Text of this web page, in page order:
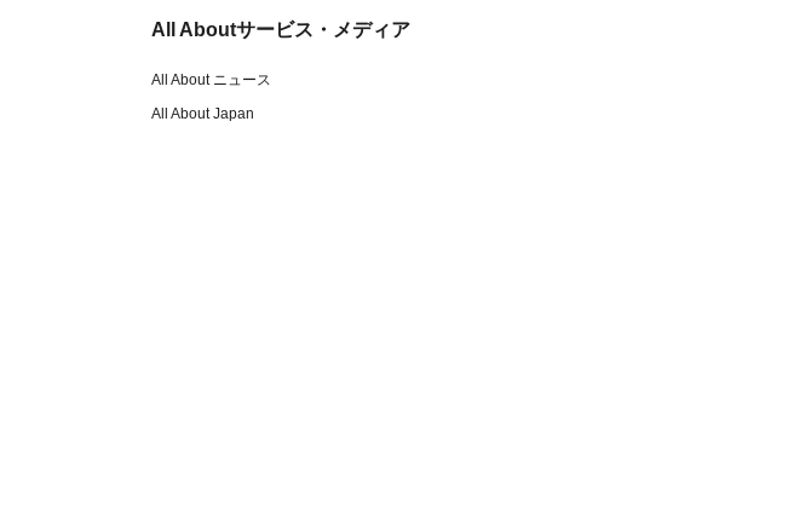
All Aboutサービス・メディア
All About ニュース
All About Japan